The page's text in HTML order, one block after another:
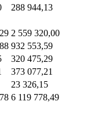
288 944,13
2 559 320,00
932 553,59
320 475,29
373 077,21
23 326,15
6 119 778,49